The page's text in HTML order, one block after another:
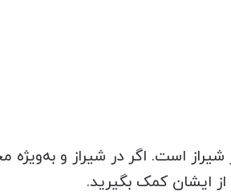
است. اگر در شیراز و به‌ویژه
ایشان کمک بگیرید.